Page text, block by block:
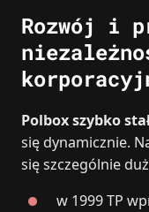
Rozwój i
Polbox szybko
się dynamicznie.
się szczególnie
w 1999 TP